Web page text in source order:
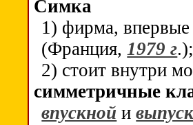
Симка
1) фирма,
(Франция,1979 г
2) стоит внутри
симметричные
впускной и